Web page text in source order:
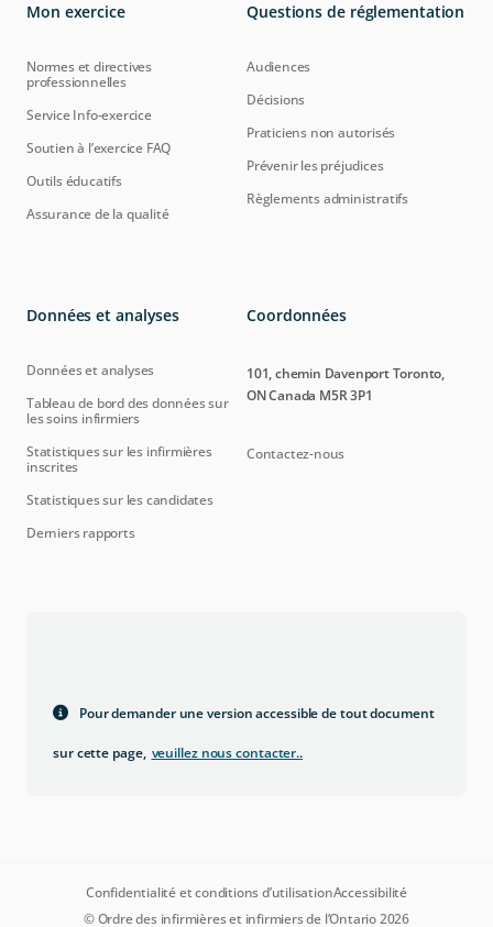
Mon exercice
Normes et directives
professionnelles
Service Info-exercice
Soutien à l’exercice FAQ
Outils éducatifs
Assurance de la qualité
Questions de réglementation
Audiences
Décisions
Praticiens non autorisés
Prévenir les préjudices
Règlements administratifs
Données et analyses
Données et analyses
Tableau de bord des données sur
les soins infirmiers
Statistiques sur les infirmières
inscrites
Statistiques sur les candidates
Derniers rapports
Coordonnées
101, chemin Davenport Toronto,
ON Canada M5R 3P1
Contactez-nous
Pour demander une version accessible de tout document
sur cette page, veuillez nous contacter..
Confidentialité et conditions d’utilisationAccessibilité
© Ordre des infirmières et infirmiers de l’Ontario 2026